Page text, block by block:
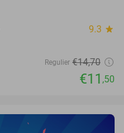
9.3 star
Regulier €14,70
€11 ,50